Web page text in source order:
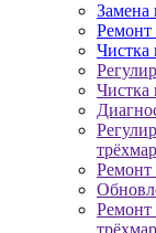
Замена
Ремонт
Чистка
Чистка
Ремонт
Ремонт